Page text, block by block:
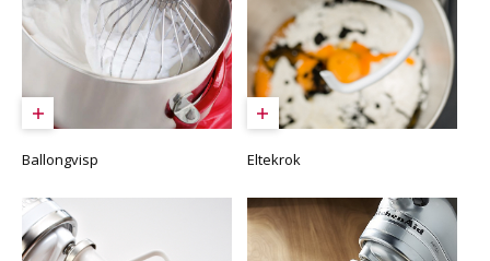
Ballongvisp Eltekrok